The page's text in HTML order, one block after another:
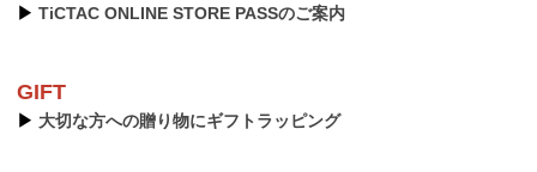
▶︎ TiCTAC ONLINE STORE PASSのご案内
GIFT
▶︎ 大切な方への贈り物にギフトラッピング